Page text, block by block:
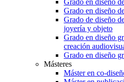
Grado en diseño
Grado en diseño
Grado de diseño
joyería y objeto
Grado en diseño
creación
Grado en diseño
Másteres
Máster en co-